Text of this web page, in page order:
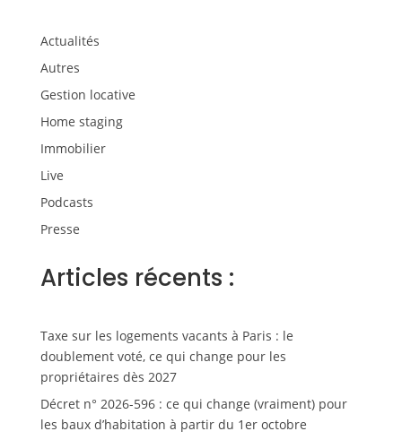
Actualités
Autres
Gestion locative
Home staging
Immobilier
Live
Podcasts
Presse
Articles récents :
Taxe sur les logements vacants à Paris : le
doublement voté, ce qui change pour les
propriétaires dès 2027
Décret n° 2026-596 : ce qui change (vraiment) pour
les baux d’habitation à partir du 1er octobre